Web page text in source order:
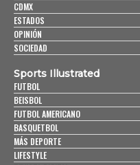
CDMX
ESTADOS
OPINIÓN
SOCIEDAD
Sports Illustrated
FUTBOL
BEISBOL
FUTBOL AMERICANO
BASQUETBOL
MÁS DEPORTE
LIFESTYLE